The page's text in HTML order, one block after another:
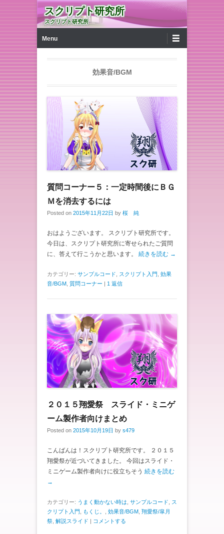
スクリプト研究所
スクリプト研究所
Menu
効果音/BGM
質問コーナー５：一定時間後にＢＧ
Ｍを消去するには
Posted on 2015年11月22日 by 桜 純
おはようございます。 スクリプト研究所です。
今日は、スクリプト研究所に寄せられたご質問
に、答えて行こうかと思います。 続きを読む →
カテゴリー: サンプルコード スクリプト入門 効果
音/BGM 質問コーナー | 1 返信
２０１５翔愛祭 スライド・ミニゲ
ーム製作者向けまとめ
Posted on 2015年10月19日 by s479
こんばんは！スクリプト研究所です。 ２０１５
翔愛祭が近づいてきました。 今回はスライド・
ミニゲーム製作者向けに役立ちそう 続きを読む
→
カテゴリー: うまく動かない時は サンプルコード
ス
クリプト入門
もくじ。 効果音/BGM 翔愛祭/皐月
祭 解説スライド コメントする